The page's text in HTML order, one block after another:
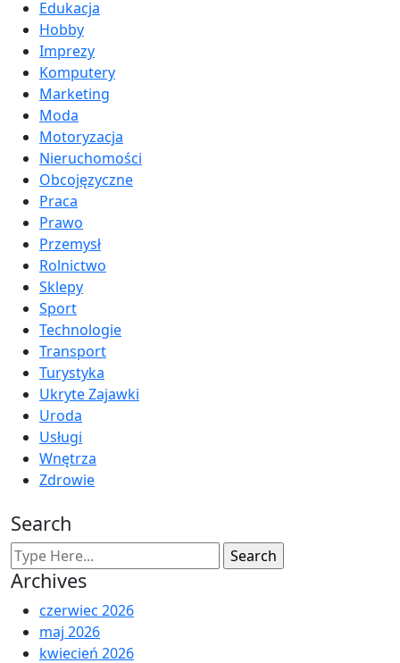
Edukacja
Hobby
Imprezy
Komputery
Marketing
Moda
Motoryzacja
Nieruchomości
Obcojęzyczne
Praca
Prawo
Przemysł
Rolnictwo
Sklepy
Sport
Technologie
Transport
Turystyka
Ukryte Zajawki
Uroda
Usługi
Wnętrza
Zdrowie
Search
Archives
czerwiec 2026
maj 2026
kwiecień 2026